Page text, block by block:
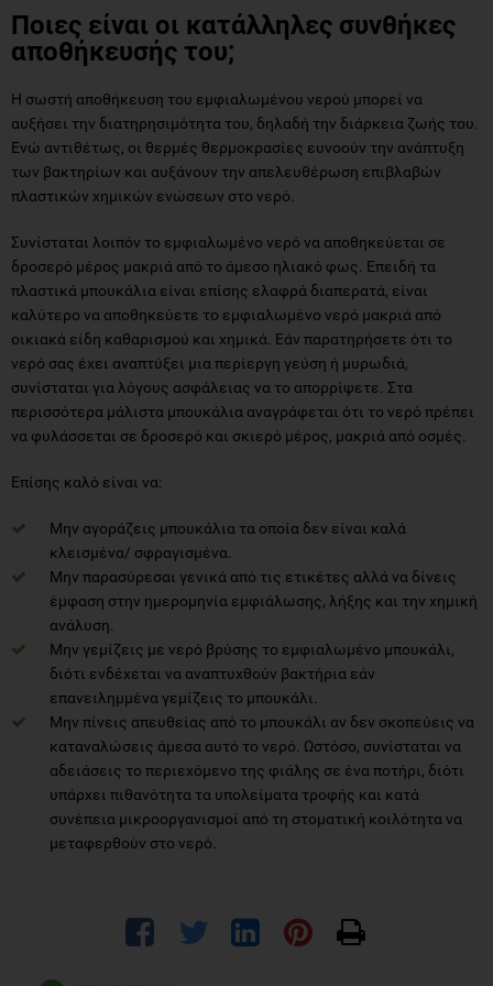
Ποιες είναι οι κατάλληλες συνθήκες
αποθήκευσής του;
Η σωστή αποθήκευση του εμφιαλωμένου νερού μπορεί να
αυξήσει την διατηρησιμότητα του, δηλαδή την διάρκεια ζωής του.
Ενώ αντιθέτως, οι θερμές θερμοκρασίες ευνοούν την ανάπτυξη
των βακτηρίων και αυξάνουν την απελευθέρωση επιβλαβών
πλαστικών χημικών ενώσεων στο νερό.
Συνίσταται λοιπόν το εμφιαλωμένο νερό να αποθηκεύεται σε
δροσερό μέρος μακριά από το άμεσο ηλιακό φως. Επειδή τα
πλαστικά μπουκάλια είναι επίσης ελαφρά διαπερατά, είναι
καλύτερο να αποθηκεύετε το εμφιαλωμένο νερό μακριά από
οικιακά είδη καθαρισμού και χημικά. Εάν παρατηρήσετε ότι το
νερό σας έχει αναπτύξει μια περίεργη γεύση ή μυρωδιά,
συνίσταται για λόγους ασφάλειας να το απορρίψετε. Στα
περισσότερα μάλιστα μπουκάλια αναγράφεται ότι το νερό πρέπει
να φυλάσσεται σε δροσερό και σκιερό μέρος, μακριά από οσμές.
Επίσης καλό είναι να:
Μην αγοράζεις μπουκάλια τα οποία δεν είναι καλά
κλεισμένα/ σφραγισμένα.
Μην παρασύρεσαι γενικά από τις ετικέτες αλλά να δίνεις
έμφαση στην ημερομηνία εμφιάλωσης, λήξης και την χημική
ανάλυση.
Μην γεμίζεις με νερό βρύσης το εμφιαλωμένο μπουκάλι,
διότι ενδέχεται να αναπτυχθούν βακτήρια εάν
επανειλημμένα γεμίζεις το μπουκάλι.
Μην πίνεις απευθείας από το μπουκάλι αν δεν σκοπεύεις να
καταναλώσεις άμεσα αυτό το νερό. Ωστόσο, συνίσταται να
αδειάσεις το περιεχόμενο της φιάλης σε ένα ποτήρι, διότι
υπάρχει πιθανότητα τα υπολείματα τροφής και κατά
συνέπεια μικροοργανισμοί από τη στοματική κοιλότητα να
μεταφερθούν στο νερό.